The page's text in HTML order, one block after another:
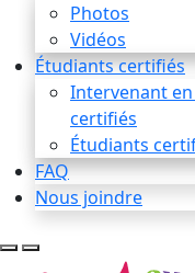
Photos
Vidéos
Étudiants certifiés
Intervenant
certifiés
Étudiants
FAQ
Nous joindre